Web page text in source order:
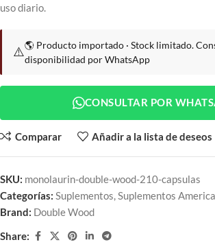
uso diario.
⚠️🌎 Producto importado · Stock limitado.
disponibilidad por WhatsApp
CONSULTAR POR
Comparar Añadir a la lista de deseos
SKU: monolaurin-double-wood-210-capsulas
Categorías: Suplementos,Suplementos
Brand: Double Wood
Share: